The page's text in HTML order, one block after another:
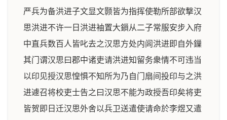
严兵为备洪进子文显文颢皆为指挥使勒所部欲撃汉
思洪进不许一日洪进袖置大鎻从二子常服安步入府
中直兵数百人皆叱去之汉思方处内闾洪进即自外鏁
其门谓汉思曰郡中诸吏请洪进知留务衆情不可违当
以印见授汉思惶惧不知所为乃自门扇间投印与之洪
进遽召将校吏士告之曰汉思不能为政授吾印矣将吏
皆贺即日迁汉思外舍以兵卫送遣使请命於李煜又遣